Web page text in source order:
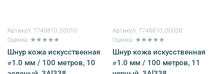
Артикул: 7748810_00010
Оценка: ★★★★★
Шнур кожа искусственная
⌀1.0 мм / 100 метров, 10
Артикул: 7748810_00008
Оценка: ★★★★★
Шнур кожа искусственная
⌀1.0 мм / 100 метров, 11